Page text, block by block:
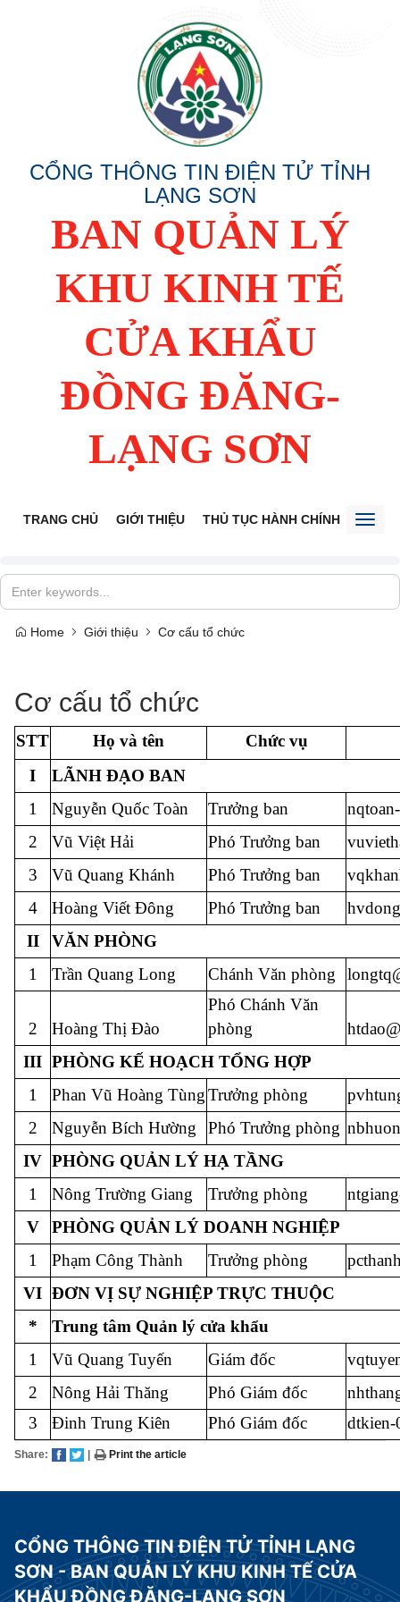
CỔNG THÔNG TIN ĐIỆN TỬ TỈNH
LẠNG SƠN
BAN QUẢN LÝ
KHU KINH TẾ
CỬA KHẨU
ĐỒNG ĐĂNG-
LẠNG SƠN
TRANG CHỦ GIỚI THIỆU THỦ TỤC HÀNH CHÍNH TIẾP
Home Giới thiệu Cơ cấu tổ chức
Cơ cấu tổ chức
STT Họ và tên
Chức vụ
I
LÃNH ĐẠO BAN
1
Nguyễn Quốc Toàn Trưởng ban
2
Vũ Việt Hải Phó Trưởng ban
3
Vũ Quang Khánh Phó Trưởng ban
4
Hoàng Viết Đông Phó Trưởng ban
II
VĂN PHÒNG
1
Trần Quang Long Chánh Văn phòng
2 Hoàng Thị Đào
Phó Chánh Văn
phòng
III PHÒNG KẾ HOẠCH TỔNG HỢP
1
Phan Vũ Hoàng TùngTrưởng phòng
2
Nguyễn Bích Hường Phó Trưởng phòng
IV PHÒNG QUẢN LÝ HẠ TẦNG
1
Nông Trường Giang Trưởng phòng
V
PHÒNG QUẢN LÝ DOANH NGHIỆP
1
Phạm Công Thành Trưởng phòng
VI ĐƠN VỊ SỰ NGHIỆP TRỰC THUỘC
*
Trung tâm Quản lý cửa khẩu
1
Vũ Quang Tuyến Giám đốc
2
Nông Hải Thăng Phó Giám đốc
3
Đinh Trung Kiên Phó Giám đốc dtkien-
Share: Print the article
CỔNG THÔNG TIN ĐIỆN TỬ TỈNH LẠNG
SƠN - BAN QUẢN LÝ KHU KINH TẾ CỬA
KHẨU ĐỒNG ĐĂNG-LẠNG SƠN